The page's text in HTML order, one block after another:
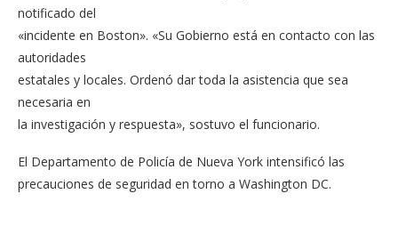
notificado del
«incidente en Boston». «Su Gobierno está en contacto con las
autoridades
estatales y locales. Ordenó dar toda la asistencia que sea
necesaria en
la investigación y respuesta», sostuvo el funcionario.
El Departamento de Policía de Nueva York intensificó las
precauciones de seguridad en torno a Washington DC.